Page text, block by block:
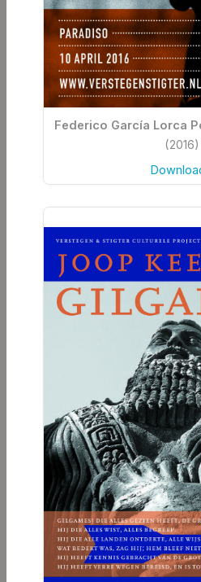
Federico García Lorca
(2016)